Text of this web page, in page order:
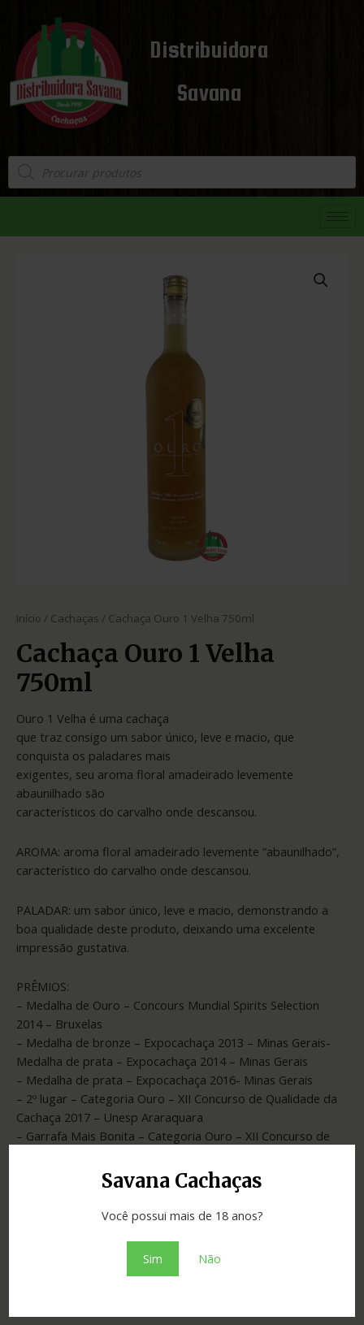
Savana Cachaças
Você possui mais de 18 anos?
Sim Não
Distribuidora
Savana
Início / Cachaças / Cachaça Ouro 1 Velha 750ml
Cachaça Ouro 1 Velha
750ml
Ouro 1 Velha é uma cachaça
que traz consigo um sabor único, leve e macio, que
conquista os paladares mais
exigentes, seu aroma floral amadeirado levemente
abaunilhado são
característicos do carvalho onde descansou.
AROMA: aroma floral amadeirado levemente “abaunilhado”,
característico do carvalho onde descansou.
PALADAR: um sabor único, leve e macio, demonstrando a
boa qualidade deste produto, deixando uma excelente
impressão gustativa.
PRÊMIOS:
– Medalha de Ouro – Concours Mundial Spirits Selection
2014 – Bruxelas
– Medalha de bronze – Expocachaça 2013 – Minas Gerais-
Medalha de prata – Expocachaça 2014 – Minas Gerais
– Medalha de prata – Expocachaça 2016- Minas Gerais
– 2º lugar – Categoria Ouro – XII Concurso de Qualidade da
Cachaça 2017 – Unesp Araraquara
– Garrafa Mais Bonita – Categoria Ouro – XII Concurso de
Adicionar ao orçamento